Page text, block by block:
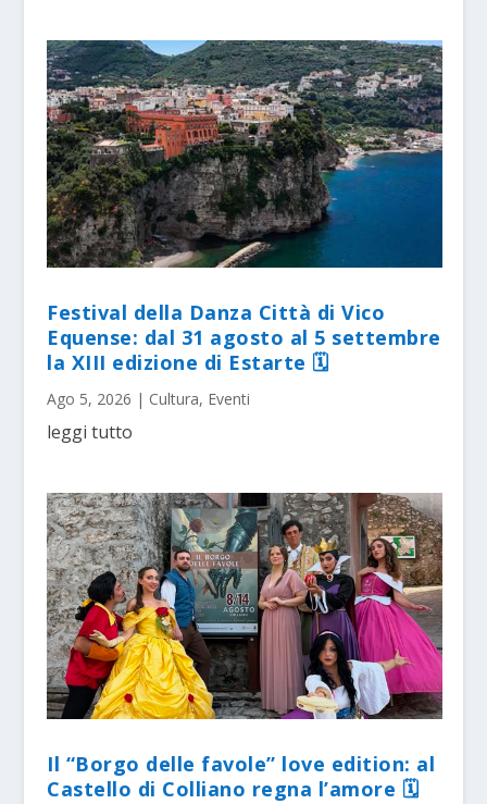
Festival della Danza Città di Vico
Equense: dal 31 agosto al 5 settembre
la XIII edizione di Estarte 🗓
Ago 5, 2026 | Cultura, Eventi
leggi tutto
Il “Borgo delle favole” love edition: al
Castello di Colliano regna l’amore 🗓